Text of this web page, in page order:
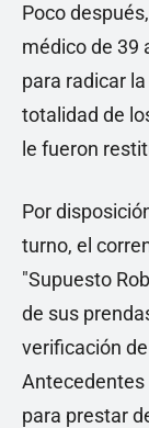
Poco
médico de 39
para radicar
totalidad de
le fueron
Por
turno, el
"Supuesto
de sus
verificación
Antecedentes
para prestar